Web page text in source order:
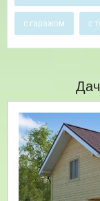
с гаражом с